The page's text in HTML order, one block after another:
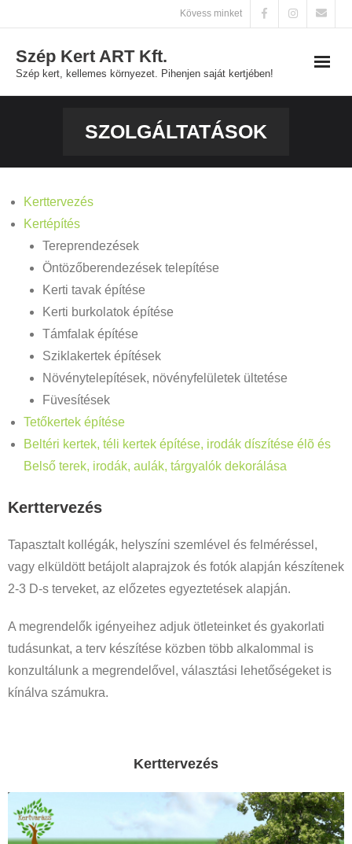
to
content
Kövess minket
Szép Kert ART Kft.
Szép kert, kellemes környezet. Pihenjen saját kertjében!
Kapcsolat
SZOLGÁLTATÁSOK
Kerttervezés
Kertépítés
Tereprendezések
Öntözőberendezések telepítése
Kerti tavak építése
Kerti burkolatok építése
Támfalak építése
Sziklakertek építések
Növénytelepítések, növényfelületek ültetése
Füvesítések
Tetőkertek építése
Beltéri kertek, téli kertek építése, irodák díszítése élõ és
Belső terek, irodák, aulák, tárgyalók dekorálása
Kerttervezés
Tapasztalt kollégák, helyszíni szemlével és felméréssel,
vagy elküldött betájolt alaprajzok és fotók alapján készítenek
2-3 D-s terveket, az előzetes egyeztetések alapján.
A megrendelők igényeihez adjuk ötleteinket és gyakorlati
tudásunkat, a terv készítése közben több alkalommal is
konzultálunk a megrendelővel, választási lehetőségeket is
kínálva számukra.
Kerttervezés